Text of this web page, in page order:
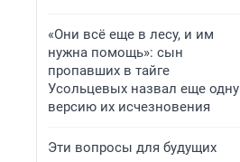
«Они всё еще в лесу, и им
нужна помощь»: сын
пропавших в тайге
Усольцевых назвал еще одну
версию их исчезновения
Эти вопросы для будущих